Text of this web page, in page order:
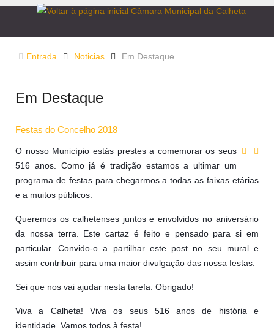
Entrada Noticias Em Destaque
Em Destaque
Festas do Concelho 2018
O nosso Município estás prestes a comemorar os seus
516 anos. Como já é tradição estamos a ultimar um
programa de festas para chegarmos a todas as faixas etárias
e a muitos públicos.
Queremos os calhetenses juntos e envolvidos no aniversário
da nossa terra. Este cartaz é feito e pensado para si em
particular. Convido-o a partilhar este post no seu mural e
assim contribuir para uma maior divulgação das nossa festas.
Sei que nos vai ajudar nesta tarefa. Obrigado!
Viva a Calheta! Viva os seus 516 anos de história e
identidade. Vamos todos à festa!